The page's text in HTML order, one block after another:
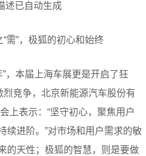
需”，极狐的初心和始终
，本届上海车展更是开启了狂
烈竞争，北京新能源汽车股份有
上表示：“坚守初心，聚焦用户
续进阶。”对市场和用户需求的敏
的天性；极狐的智慧，则是要做